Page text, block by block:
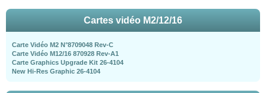
Cartes vidéo M2/12/16
Carte Vidéo M2 N°8709048 Rev-C
Carte Vidéo M12/16 870928 Rev-A1
Carte Graphics Upgrade Kit 26-4104
New Hi-Res Graphic 26-4104